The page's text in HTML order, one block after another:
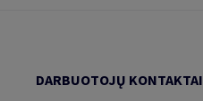
DARBUOTOJŲ KONTAKTAI